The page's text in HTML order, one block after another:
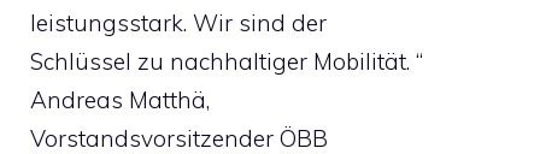
leistungsstark. Wir sind der
Schlüssel zu nachhaltiger Mobilität. “
Andreas Matthä,
Vorstandsvorsitzender ÖBB